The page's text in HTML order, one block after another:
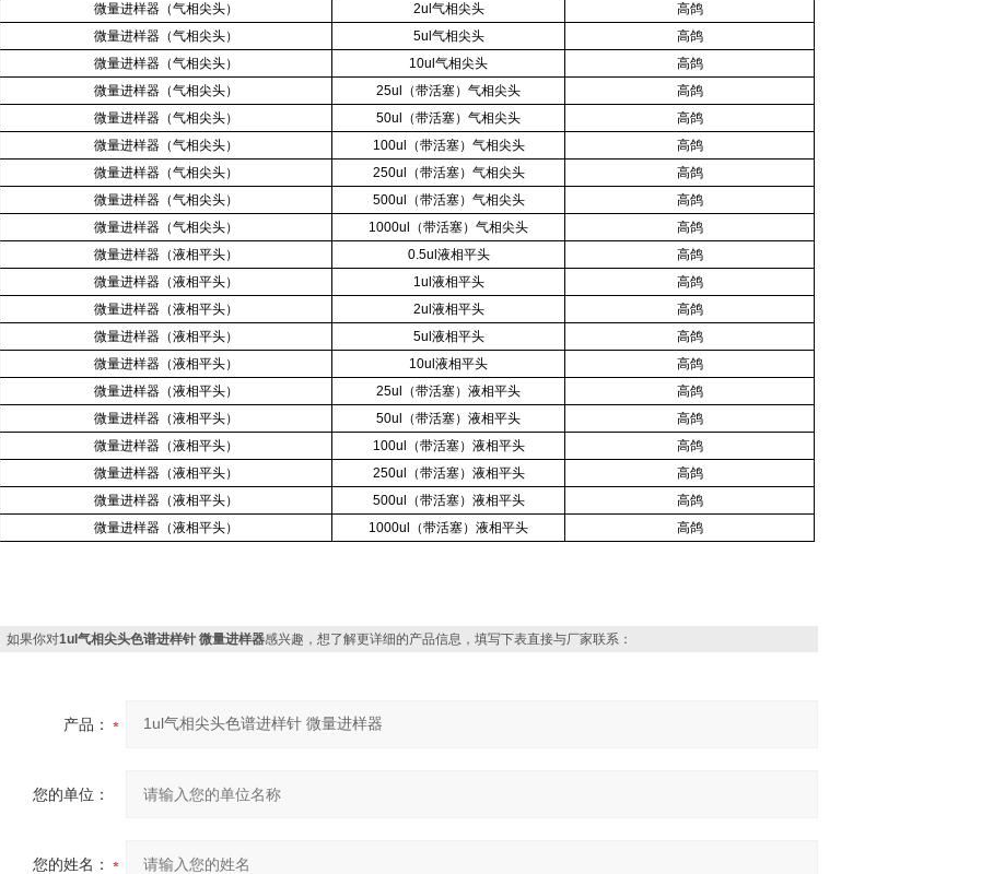
微量进样器（气相尖头）
2ul气相尖头
高鸽
微量进样器（气相尖头）
5ul气相尖头
高鸽
微量进样器（气相尖头）
10ul气相尖头
高鸽
微量进样器（气相尖头）
25ul（带活塞）气相尖头
高鸽
微量进样器（气相尖头）
50ul（带活塞）气相尖头
高鸽
微量进样器（气相尖头）
100ul（带活塞）气相尖头
高鸽
微量进样器（气相尖头）
250ul（带活塞）气相尖头
高鸽
微量进样器（气相尖头）
500ul（带活塞）气相尖头
高鸽
微量进样器（气相尖头）
1000ul（带活塞）气相尖头
高鸽
微量进样器（液相平头）
0.5ul液相平头
高鸽
微量进样器（液相平头）
1ul液相平头
高鸽
微量进样器（液相平头）
2ul液相平头
高鸽
微量进样器（液相平头）
5ul液相平头
高鸽
微量进样器（液相平头）
10ul液相平头
高鸽
微量进样器（液相平头）
25ul（带活塞）液相平头
高鸽
微量进样器（液相平头）
50ul（带活塞）液相平头
高鸽
微量进样器（液相平头）
100ul（带活塞）液相平头
高鸽
微量进样器（液相平头）
250ul（带活塞）液相平头
高鸽
微量进样器（液相平头）
500ul（带活塞）液相平头
高鸽
微量进样器（液相平头）
1000ul（带活塞）液相平头 高鸽
如果你对1ul气相尖头色谱进样针 微量进样器感兴趣，想了解更详细的产品信息，填写下表直接与厂家联系：
产品：
您的单位：
您的姓名：